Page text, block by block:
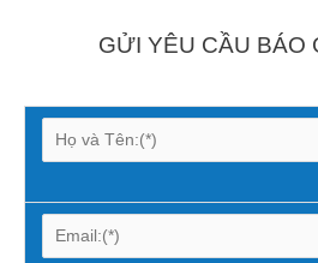
GỬI YÊU CẦU BÁO